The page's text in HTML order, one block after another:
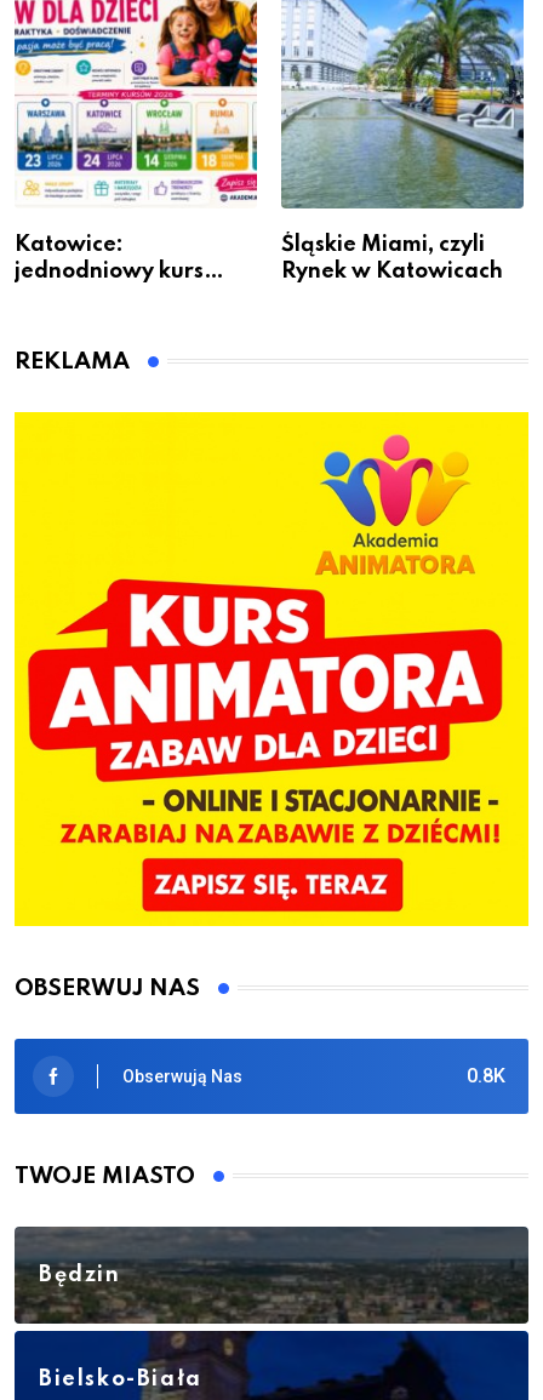
Katowice:
jednodniowy kurs
dzieci
Śląskie Miami, czyli
Rynek w Katowicach
REKLAMA
OBSERWUJ NAS
0.8K
Obserwują Nas
TWOJE MIASTO
Będzin
Bielsko-Biała